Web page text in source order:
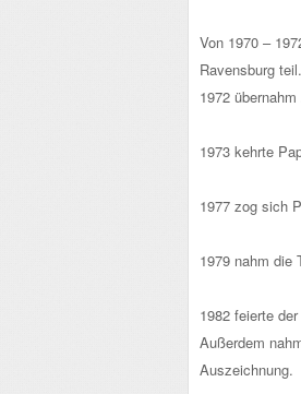
Von 1970 –
Ravensburg
1972
1973 kehrte
1977 zog sich
1979 nahm die
1982 feierte
Außerdem
Auszeichnung.